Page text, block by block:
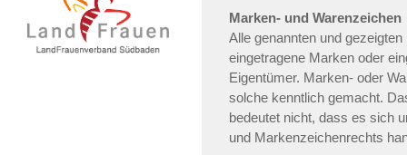
Marken- und Warenzeichen
Alle genannten und
eingetragene Marken oder
Eigentümer. Marken- oder
solche kenntlich gemacht.
bedeutet nicht, dass es sich
und Markenzeichenrechts